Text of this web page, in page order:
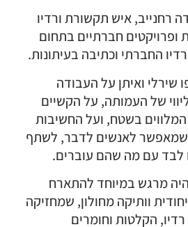
רחנייב, איש תקשורת ורדיו
חברתיים בתחום
החברתי וכתיבה בעיתונות.
ואיתן על העבודה
של העמותה, על הקשיים
המלווים בשטח, ועל החשיבות
שמאפשר לאנשים לדבר, לשתף
לבד עם מה שהם עוברים.
מרגש במיוחד להתארח
וותיקה מחולון, שמחזיקה
הקלטות וחומרים